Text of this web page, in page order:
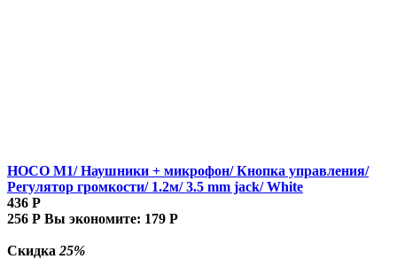
HOCO M1/ Наушники + микрофон/ Кнопка управления/
Регулятор громкости/ 1.2м/ 3.5 mm jack/ White
436 Р
256 Р Вы экономите: 179 Р
Скидка 25%